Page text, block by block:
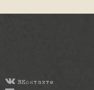
ВКонтакте